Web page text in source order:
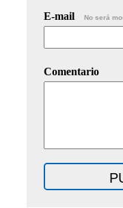
E-mail No será
Comentario